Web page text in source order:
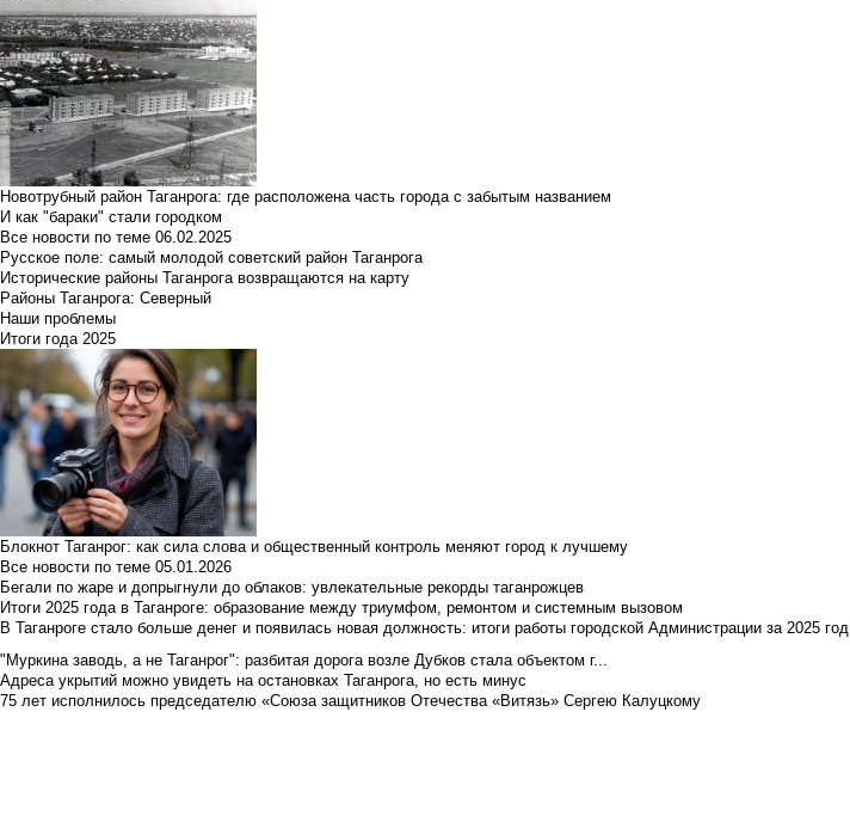
Новотрубный район Таганрога: где расположена часть города с забытым названием
И как "бараки" стали городком
Все новости по теме 06.02.2025
Русское поле: самый молодой советский район Таганрога
Исторические районы Таганрога возвращаются на карту
Районы Таганрога: Северный
Наши проблемы
Итоги года 2025
Блокнот Таганрог: как сила слова и общественный контроль меняют город к лучшему
Все новости по теме 05.01.2026
Бегали по жаре и допрыгнули до облаков: увлекательные рекорды таганрожцев
Итоги 2025 года в Таганроге: образование между триумфом, ремонтом и системным вызовом
В Таганроге стало больше денег и появилась новая должность: итоги работы городской Администрации за 2025 год
"Муркина заводь, а не Таганрог": разбитая дорога возле Дубков стала объектом г...
Адреса укрытий можно увидеть на остановках Таганрога, но есть минус
75 лет исполнилось председателю «Союза защитников Отечества «Витязь» Сергею Калуцкому